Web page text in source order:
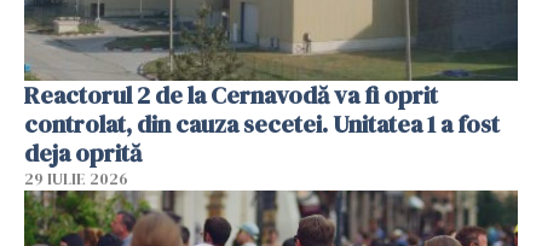
Reactorul 2 de la Cernavodă va fi oprit
controlat, din cauza secetei. Unitatea 1 a fost
deja oprită
29 IULIE 2026